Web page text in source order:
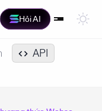
Hỏi AI
API